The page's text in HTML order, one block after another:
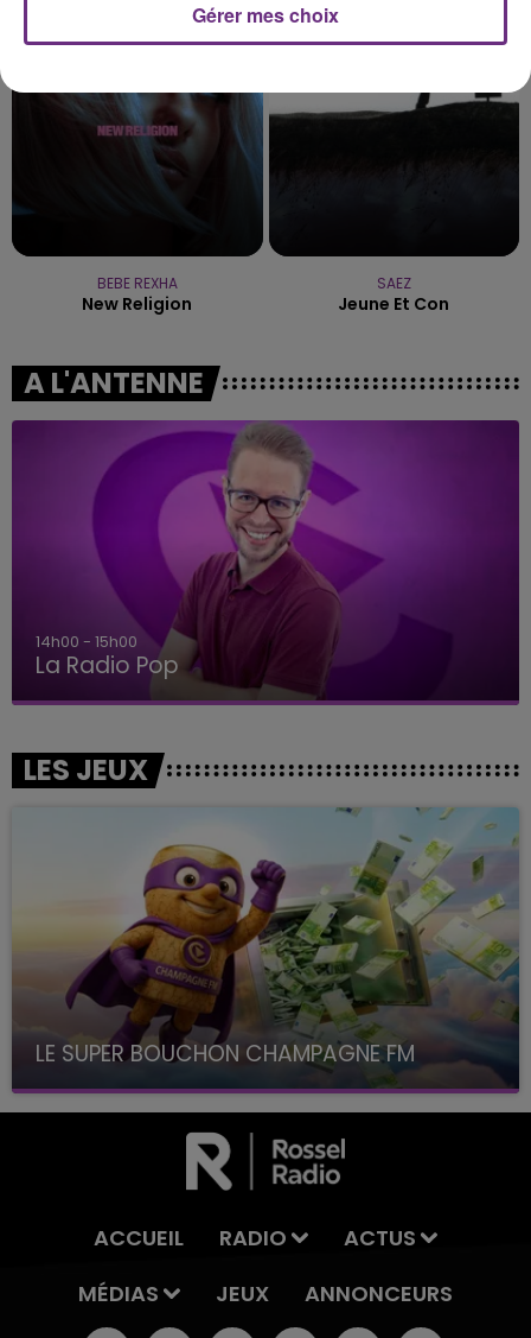
0h45
0h45
BEBE REXHA
New Religion
0h41
0h41
SAEZ
Jeune Et Con
A L'ANTENNE
14h00 - 15h00
La Radio Pop
LES JEUX
LE SUPER BOUCHON CHAMPAGNE FM
avec La Famille Champagne FM, à 8H10
ACCUEIL RADIO
ACTUS
MÉDIAS
JEUX ANNONCEURS
Gérer mes choix